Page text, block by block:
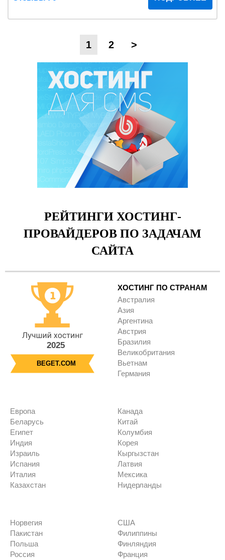
1 2 >
РЕЙТИНГИ ХОСТИНГ-
ПРОВАЙДЕРОВ ПО ЗАДАЧАМ
САЙТА
2025
BEGET.COM
ХОСТИНГ ПО СТРАНАМ
Австралия
Азия
Аргентина
Австрия
Бразилия
Великобритания
Вьетнам
Германия
Европа
Беларусь
Египет
Индия
Израиль
Испания
Италия
Казахстан
Канада
Китай
Колумбия
Корея
Кыргызстан
Латвия
Мексика
Нидерланды
Норвегия
Пакистан
Польша
Россия
США
Филиппины
Финляндия
Франция